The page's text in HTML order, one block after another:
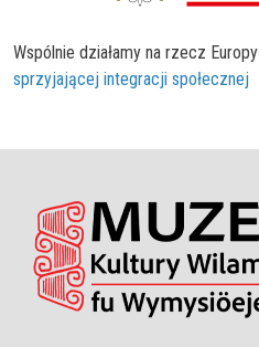
Wspólnie działamy na rzecz Europy
sprzyjającej integracji społecznej